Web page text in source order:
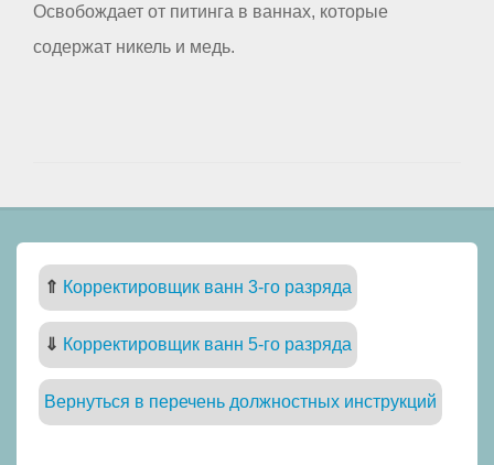
Освобождает от питинга в ваннах, которые
содержат никель и медь.
⇑ Корректировщик ванн 3-го разряда
⇓ Корректировщик ванн 5-го разряда
Вернуться в перечень должностных инструкций